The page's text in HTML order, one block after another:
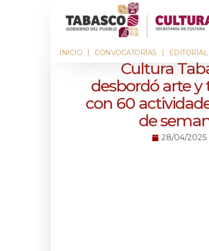
INICIO CONVOCATORIAS EDITORIAL
Cultura
desbordó arte y
con 60
de
28/04/2025